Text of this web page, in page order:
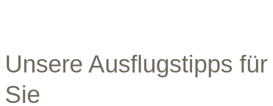
Unsere Ausflugstipps für
Sie